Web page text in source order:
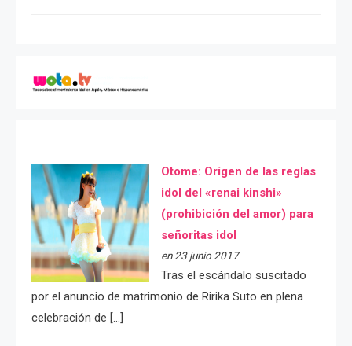
Otome: Orígen de las reglas
idol del «renai kinshi»
(prohibición del amor) para
señoritas idol
en 23 junio 2017
Tras el escándalo suscitado
por el anuncio de matrimonio de Ririka Suto en plena
celebración de […]